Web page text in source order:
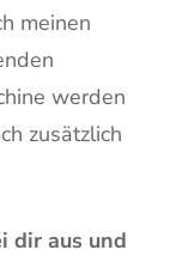
meinen
werden
zusätzlich
dir aus und